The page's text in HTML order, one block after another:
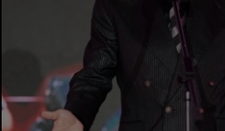
Alte sporturi
JO 2024
JO 2026